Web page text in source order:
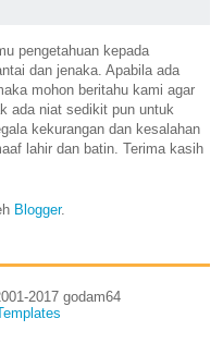
pengetahuan kepada
dan jenaka. Apabila ada
mohon beritahu kami agar
ada niat sedikit pun untuk
kekurangan dan kesalahan
lahir dan batin. Terima kasih
Blogger.
2017 godam64